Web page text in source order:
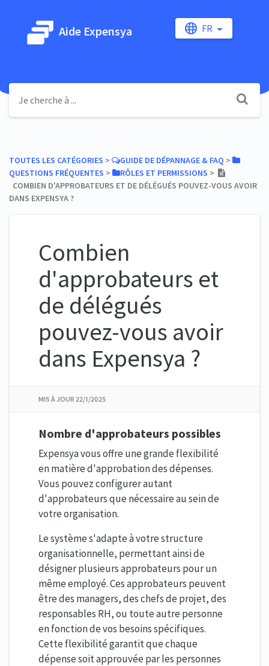
Aide Expensya FR
TOUTES LES CATÉGORIES ​ > ​ ​GUIDE DE DÉPANNAGE & FAQ ​ > ​
QUESTIONS FRÉQUENTES ​ > ​ ​RÔLES ET PERMISSIONS ​ > ​
COMBIEN D'APPROBATEURS ET DE DÉLÉGUÉS POUVEZ-VOUS AVOIR
DANS EXPENSYA ?
Combien
d'approbateurs et
de délégués
pouvez-vous avoir
dans Expensya ?
MIS À JOUR 22/1/2025
Nombre d'approbateurs possibles
Expensya vous offre une grande flexibilité
en matière d'approbation des dépenses.
Vous pouvez configurer autant
d'approbateurs que nécessaire au sein de
votre organisation.
Le système s'adapte à votre structure
organisationnelle, permettant ainsi de
désigner plusieurs approbateurs pour un
même employé. Ces approbateurs peuvent
être des managers, des chefs de projet, des
responsables RH, ou toute autre personne
en fonction de vos besoins spécifiques.
Cette flexibilité garantit que chaque
dépense soit approuvée par les personnes